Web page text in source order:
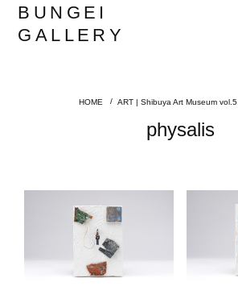
BUNGEI
GALLERY
ART | Shibuya Art Museum vol.5
physalis